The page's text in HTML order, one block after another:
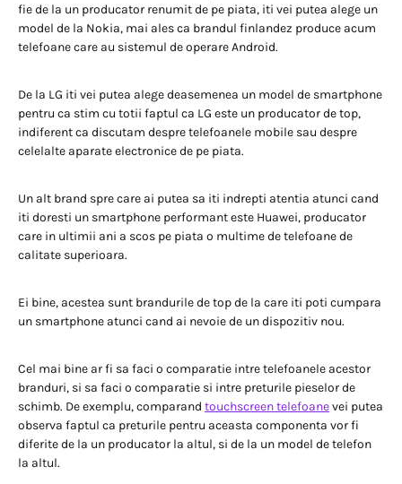
fie de la un producator renumit de pe piata, iti vei putea alege un
model de la Nokia, mai ales ca brandul finlandez produce acum
telefoane care au sistemul de operare Android.
De la LG iti vei putea alege deasemenea un model de smartphone
pentru ca stim cu totii faptul ca LG este un producator de top,
indiferent ca discutam despre telefoanele mobile sau despre
celelalte aparate electronice de pe piata.
Un alt brand spre care ai putea sa iti indrepti atentia atunci cand
iti doresti un smartphone performant este Huawei, producator
care in ultimii ani a scos pe piata o multime de telefoane de
calitate superioara.
Ei bine, acestea sunt brandurile de top de la care iti poti cumpara
un smartphone atunci cand ai nevoie de un dispozitiv nou.
Cel mai bine ar fi sa faci o comparatie intre telefoanele acestor
branduri, si sa faci o comparatie si intre preturile pieselor de
schimb. De exemplu, comparand touchscreen telefoanevei putea
observa faptul ca preturile pentru aceasta componenta vor fi
diferite de la un producator la altul, si de la un model de telefon
la altul.